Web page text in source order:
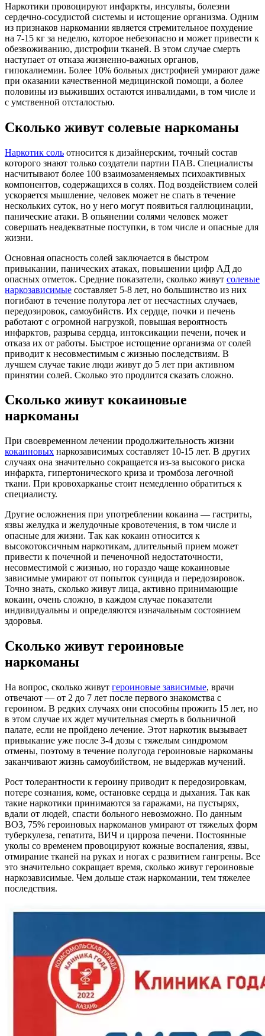
Наркотики провоцируют инфаркты, инсульты, болезни
сердечно-сосудистой системы и истощение организма. Одним
из признаков наркомании является стремительное похудение
на 7-15 кг за неделю, которое небезопасно и может привести к
обезвоживанию, дистрофии тканей. В этом случае смерть
наступает от отказа жизненно-важных органов,
гипокалиемии. Более 10% больных дистрофией умирают даже
при оказании качественной медицинской помощи, а более
половины из выживших остаются инвалидами, в том числе и
с умственной отсталостью.
Сколько живут солевые наркоманы
Наркотик соль относится к дизайнерским, точный состав
которого знают только создатели партии ПАВ. Специалисты
насчитывают более 100 взаимозаменяемых психоактивных
компонентов, содержащихся в солях. Под воздействием солей
ускоряется мышление, человек может не спать в течение
нескольких суток, но у него могут появиться галлюцинации,
панические атаки. В опьянении солями человек может
совершать неадекватные поступки, в том числе и опасные для
жизни.
Основная опасность солей заключается в быстром
привыкании, панических атаках, повышении цифр АД до
опасных отметок. Средние показатели, сколько живут солевые
наркозависимые составляет 5-8 лет, но большинство из них
погибают в течение полутора лет от несчастных случаев,
передозировок, самоубийств. Их сердце, почки и печень
работают с огромной нагрузкой, повышая вероятность
инфарктов, разрыва сердца, интоксикации печени, почек и
отказа их от работы. Быстрое истощение организма от солей
приводит к несовместимым с жизнью последствиям. В
лучшем случае такие люди живут до 5 лет при активном
принятии солей. Сколько это продлится сказать сложно.
Сколько живут кокаиновые
наркоманы
При своевременном лечении продолжительность жизни
кокаиновых наркозависимых составляет 10-15 лет. В других
случаях она значительно сокращается из-за высокого риска
инфаркта, гипертонического криза и тромбоза легочной
ткани. При кровохарканье стоит немедленно обратиться к
специалисту.
Другие осложнения при употреблении кокаина — гастриты,
язвы желудка и желудочные кровотечения, в том числе и
опасные для жизни. Так как кокаин относится к
высокотоксичным наркотикам, длительный прием может
привести к почечной и печеночной недостаточности,
несовместимой с жизнью, но гораздо чаще кокаиновые
зависимые умирают от попыток суицида и передозировок.
Точно знать, сколько живут лица, активно принимающие
кокаин, очень сложно, в каждом случае показатели
индивидуальны и определяются изначальным состоянием
здоровья.
Сколько живут героиновые
наркоманы
На вопрос, сколько живут героиновые зависимые, врачи
отвечают — от 2 до 7 лет после первого знакомства с
героином. В редких случаях они способны прожить 15 лет, но
в этом случае их ждет мучительная смерть в больничной
палате, если не пройдено лечение. Этот наркотик вызывает
привыкание уже после 3-4 дозы с тяжелым синдромом
отмены, поэтому в течение полугода героиновые наркоманы
заканчивают жизнь самоубийством, не выдержав мучений.
Рост толерантности к героину приводит к передозировкам,
потере сознания, коме, остановке сердца и дыхания. Так как
такие наркотики принимаются за гаражами, на пустырях,
вдали от людей, спасти больного невозможно. По данным
ВОЗ, 75% героиновых наркоманов умирают от тяжелых форм
туберкулеза, гепатита, ВИЧ и цирроза печени. Постоянные
уколы со временем провоцируют кожные воспаления, язвы,
отмирание тканей на руках и ногах с развитием гангрены. Все
это значительно сокращает время, сколько живут героиновые
наркозависимые. Чем дольше стаж наркомании, тем тяжелее
последствия.